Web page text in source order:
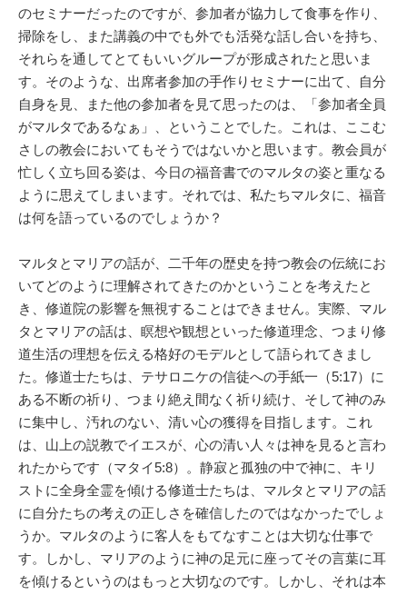
のセミナーだったのですが、参加者が協力して食事を作り、
掃除をし、また講義の中でも外でも活発な話し合いを持ち、
それらを通してとてもいいグループが形成されたと思いま
す。そのような、出席者参加の手作りセミナーに出て、自分
自身を見、また他の参加者を見て思ったのは、「参加者全員
がマルタであるなぁ」、ということでした。これは、ここむ
さしの教会においてもそうではないかと思います。教会員が
忙しく立ち回る姿は、今日の福音書でのマルタの姿と重なる
ように思えてしまいます。それでは、私たちマルタに、福音
は何を語っているのでしょうか？
マルタとマリアの話が、二千年の歴史を持つ教会の伝統にお
いてどのように理解されてきたのかということを考えたと
き、修道院の影響を無視することはできません。実際、マル
タとマリアの話は、瞑想や観想といった修道理念、つまり修
道生活の理想を伝える格好のモデルとして語られてきまし
た。修道士たちは、テサロニケの信徒への手紙一（5:17）に
ある不断の祈り、つまり絶え間なく祈り続け、そして神のみ
に集中し、汚れのない、清い心の獲得を目指します。これ
は、山上の説教でイエスが、心の清い人々は神を見ると言わ
れたからです（マタイ5:8）。静寂と孤独の中で神に、キリ
ストに全身全霊を傾ける修道士たちは、マルタとマリアの話
に自分たちの考えの正しさを確信したのではなかったでしょ
うか。マルタのように客人をもてなすことは大切な仕事で
す。しかし、マリアのように神の足元に座ってその言葉に耳
を傾けるというのはもっと大切なのです。しかし、それは本